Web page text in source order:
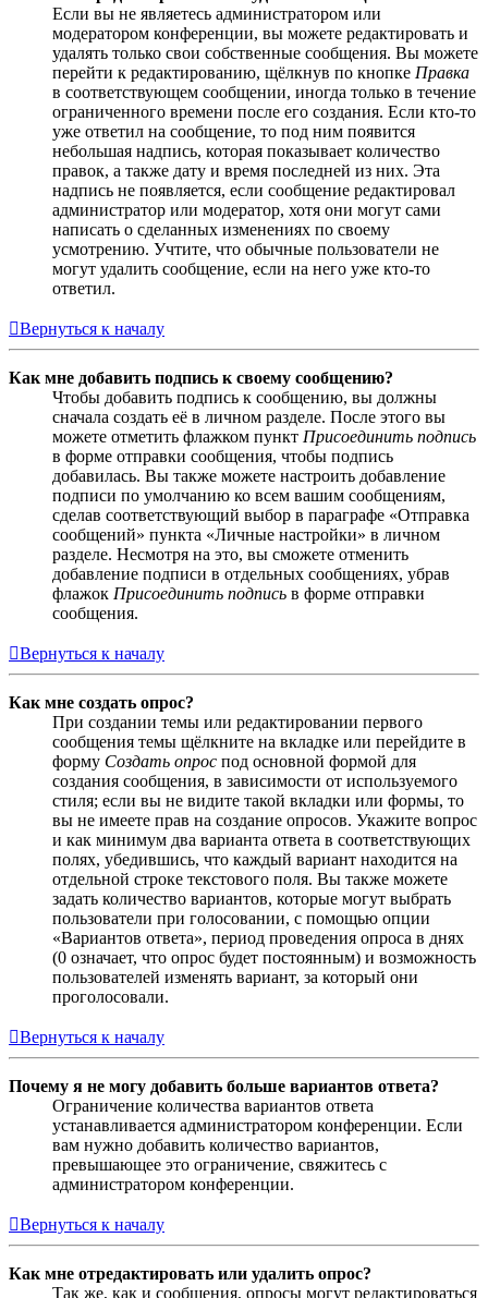
Если вы не являетесь администратором или
модератором конференции, вы можете редактировать и
удалять только свои собственные сообщения. Вы можете
перейти к редактированию, щёлкнув по кнопке Правка
в соответствующем сообщении, иногда только в течение
ограниченного времени после его создания. Если кто-то
уже ответил на сообщение, то под ним появится
небольшая надпись, которая показывает количество
правок, а также дату и время последней из них. Эта
надпись не появляется, если сообщение редактировал
администратор или модератор, хотя они могут сами
написать о сделанных изменениях по своему
усмотрению. Учтите, что обычные пользователи не
могут удалить сообщение, если на него уже кто-то
ответил.
Вернуться к началу
Как мне добавить подпись к своему сообщению?
Чтобы добавить подпись к сообщению, вы должны
сначала создать её в личном разделе. После этого вы
можете отметить флажком пункт Присоединить подпись
в форме отправки сообщения, чтобы подпись
добавилась. Вы также можете настроить добавление
подписи по умолчанию ко всем вашим сообщениям,
сделав соответствующий выбор в параграфе «Отправка
сообщений» пункта «Личные настройки» в личном
разделе. Несмотря на это, вы сможете отменить
добавление подписи в отдельных сообщениях, убрав
флажок Присоединить подпись в форме отправки
сообщения.
Вернуться к началу
Как мне создать опрос?
При создании темы или редактировании первого
сообщения темы щёлкните на вкладке или перейдите в
форму Создать опрос под основной формой для
создания сообщения, в зависимости от используемого
стиля; если вы не видите такой вкладки или формы, то
вы не имеете прав на создание опросов. Укажите вопрос
и как минимум два варианта ответа в соответствующих
полях, убедившись, что каждый вариант находится на
отдельной строке текстового поля. Вы также можете
задать количество вариантов, которые могут выбрать
пользователи при голосовании, с помощью опции
«Вариантов ответа», период проведения опроса в днях
(0 означает, что опрос будет постоянным) и возможность
пользователей изменять вариант, за который они
проголосовали.
Вернуться к началу
Почему я не могу добавить больше вариантов ответа?
Ограничение количества вариантов ответа
устанавливается администратором конференции. Если
вам нужно добавить количество вариантов,
превышающее это ограничение, свяжитесь с
администратором конференции.
Вернуться к началу
Как мне отредактировать или удалить опрос?
Так же, как и сообщения, опросы могут редактироваться